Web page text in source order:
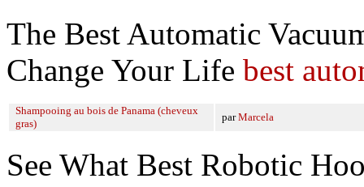
The Best Automatic
Change Your Life best
Shampooing au bois de Panama (cheveux
gras)
parMarcela
See What Best Robotic